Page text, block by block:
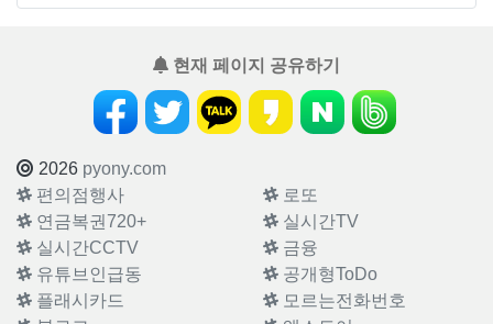
현재 페이지 공유하기
2026 pyony.com
편의점행사
로또
연금복권720+
실시간TV
실시간CCTV
금융
유튜브인급동
공개형ToDo
플래시카드
모르는전화번호